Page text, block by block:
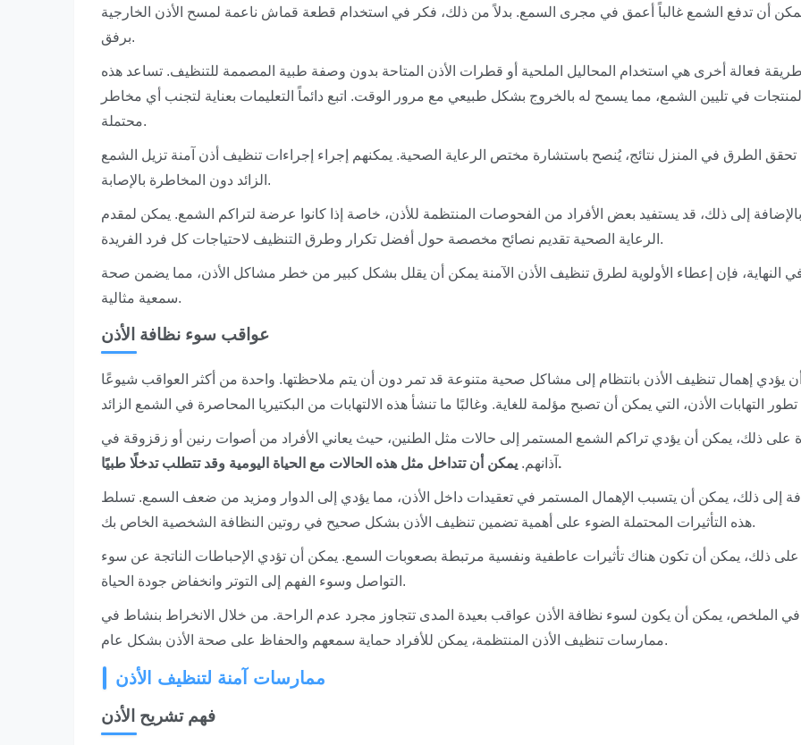
أن تدفع الشمع غالباً أعمق في مجرى السمع. بدلاً من ذلك، فكر في استخدام قطعة قماش ناعمة لمسح الأذن الخارجية
برفق.
فعالة أخرى هي استخدام المحاليل الملحية أو قطرات الأذن المتاحة بدون وصفة طبية المصممة للتنظيف. تساعد هذه
في تليين الشمع، مما يسمح له بالخروج بشكل طبيعي مع مرور الوقت. اتبع دائماً التعليمات بعناية لتجنب أي مخاطر
محتملة.
تحقق الطرق في المنزل نتائج، يُنصح باستشارة مختص الرعاية الصحية. يمكنهم إجراء إجراءات تنظيف أذن آمنة تزيل الشمع
الزائد دون المخاطرة بالإصابة.
بالإضافة إلى ذلك، قد يستفيد بعض الأفراد من الفحوصات المنتظمة للأذن، خاصة إذا كانوا عرضة لتراكم الشمع. يمكن لمقدم
الرعاية الصحية تقديم نصائح مخصصة حول أفضل تكرار وطرق التنظيف لاحتياجات كل فرد الفريدة.
النهاية، فإن إعطاء الأولوية لطرق تنظيف الأذن الآمنة يمكن أن يقلل بشكل كبير من خطر مشاكل الأذن، مما يضمن صحة
سمعية مثالية.
عواقب سوء نظافة الأذن
يؤدي إهمال تنظيف الأذن بانتظام إلى مشاكل صحية متنوعة قد تمر دون أن يتم ملاحظتها. واحدة من أكثر العواقب شيوعًا
على ذلك، يمكن أن يؤدي تراكم الشمع المستمر إلى حالات مثل الطنين، حيث يعاني الأفراد من أصوات رنين أو زقزوقة في
آذانهم. يمكن أن تتداخل مثل هذه الحالات مع الحياة اليومية وقد تتطلب تدخلًا طبيًا.
إلى ذلك، يمكن أن يتسبب الإهمال المستمر في تعقيدات داخل الأذن، مما يؤدي إلى الدوار ومزيد من ضعف السمع. تسلط
هذه التأثيرات المحتملة الضوء على أهمية تضمين تنظيف الأذن بشكل صحيح في روتين النظافة الشخصية الخاص بك.
على ذلك، يمكن أن تكون هناك تأثيرات عاطفية ونفسية مرتبطة بصعوبات السمع. يمكن أن تؤدي الإحباطات الناتجة عن سوء
التواصل وسوء الفهم إلى التوتر وانخفاض جودة الحياة.
في الملخص، يمكن أن يكون لسوء نظافة الأذن عواقب بعيدة المدى تتجاوز مجرد عدم الراحة. من خلال الانخراط بنشاط في
ممارسات تنظيف الأذن المنتظمة، يمكن للأفراد حماية سمعهم والحفاظ على صحة الأذن بشكل عام.
ممارسات آمنة لتنظيف الأذن
فهم تشريح الأذن